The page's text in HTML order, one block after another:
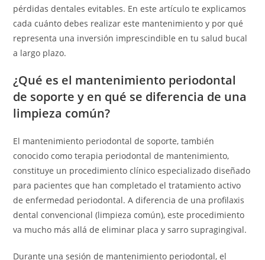
pérdidas dentales evitables. En este artículo te explicamos
cada cuánto debes realizar este mantenimiento y por qué
representa una inversión imprescindible en tu salud bucal
a largo plazo.
¿Qué es el mantenimiento periodontal
de soporte y en qué se diferencia de una
limpieza común?
El mantenimiento periodontal de soporte, también
conocido como terapia periodontal de mantenimiento,
constituye un procedimiento clínico especializado diseñado
para pacientes que han completado el tratamiento activo
de enfermedad periodontal. A diferencia de una profilaxis
dental convencional (limpieza común), este procedimiento
va mucho más allá de eliminar placa y sarro supragingival.
Durante una sesión de mantenimiento periodontal, el